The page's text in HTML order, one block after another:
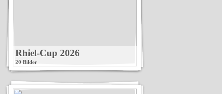
Rhiel-Cup 2026
20 Bilder